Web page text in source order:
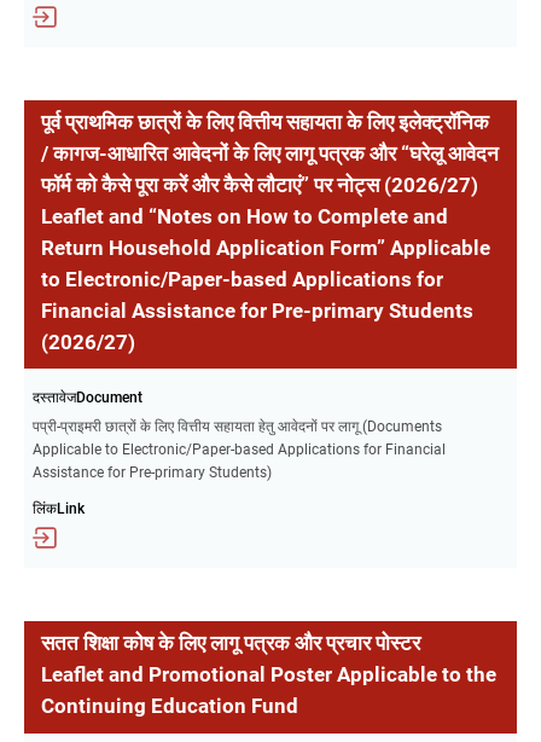
पूर्व प्राथमिक छात्रों के लिए वित्तीय सहायता के लिए इलेक्ट्रॉनिक
/ कागज-आधारित आवेदनों के लिए लागू पत्रक और “घरेलू आवेदन
फॉर्म को कैसे पूरा करें और कैसे लौटाएं” पर नोट्स (2026/27)
Leaflet and “Notes on How to Complete and
Return Household Application Form” Applicable
to Electronic/Paper-based Applications for
Financial Assistance for Pre-primary Students
(2026/27)
दस्तावेजDocument
पप्री-प्राइमरी छात्रों के लिए वित्तीय सहायता हेतु आवेदनों पर लागू (Documents
Applicable to Electronic/Paper-based Applications for Financial
Assistance for Pre-primary Students)
लिंकLink
सतत शिक्षा कोष के लिए लागू पत्रक और प्रचार पोस्टर
Leaflet and Promotional Poster Applicable to the
Continuing Education Fund